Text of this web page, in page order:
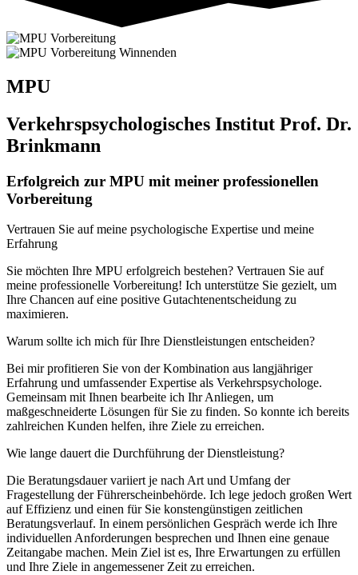
MPU
Verkehrspsychologisches Institut Prof. Dr.
Brinkmann
Erfolgreich zur MPU mit meiner professionellen
Vorbereitung
Vertrauen Sie auf meine psychologische Expertise und meine
Erfahrung
Sie möchten Ihre MPU erfolgreich bestehen? Vertrauen Sie auf
meine professionelle Vorbereitung! Ich unterstütze Sie gezielt, um
Ihre Chancen auf eine positive Gutachtenentscheidung zu
maximieren.
Warum sollte ich mich für Ihre Dienstleistungen entscheiden?
Bei mir profitieren Sie von der Kombination aus langjähriger
Erfahrung und umfassender Expertise als Verkehrspsychologe.
Gemeinsam mit Ihnen bearbeite ich Ihr Anliegen, um
maßgeschneiderte Lösungen für Sie zu finden. So konnte ich bereits
zahlreichen Kunden helfen, ihre Ziele zu erreichen.
Wie lange dauert die Durchführung der Dienstleistung?
Die Beratungsdauer variiert je nach Art und Umfang der
Fragestellung der Führerscheinbehörde. Ich lege jedoch großen Wert
auf Effizienz und einen für Sie konstengünstigen zeitlichen
Beratungsverlauf. In einem persönlichen Gespräch werde ich Ihre
individuellen Anforderungen besprechen und Ihnen eine genaue
Zeitangabe machen. Mein Ziel ist es, Ihre Erwartungen zu erfüllen
und Ihre Ziele in angemessener Zeit zu erreichen.